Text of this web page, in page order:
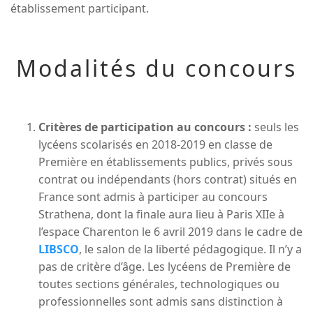
établissement participant.
Modalités du concours
Critères de participation au concours : seuls les
lycéens scolarisés en 2018-2019 en classe de
Première en établissements publics, privés sous
contrat ou indépendants (hors contrat) situés en
France sont admis à participer au concours
Strathena, dont la finale aura lieu à Paris XIIe à
l’espace Charenton le 6 avril 2019 dans le cadre de
LIBSCO, le salon de la liberté pédagogique. Il n’y a
pas de critère d’âge. Les lycéens de Première de
toutes sections générales, technologiques ou
professionnelles sont admis sans distinction à